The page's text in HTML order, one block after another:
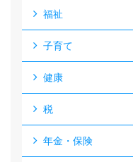
福祉
子育て
健康
税
年金・保険